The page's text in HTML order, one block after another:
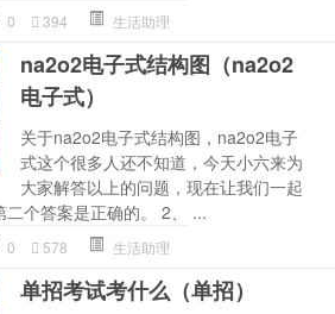
0 394 生活助理
na2o2电子式结构图（na2o2
电子式）
关于na2o2电子式结构图，na2o2电子
式这个很多人还不知道，今天小六来为
大家解答以上的问题，现在让我们一起
个答案是正确的。 2、 ...
0 578 生活助理
单招考试考什么（单招）